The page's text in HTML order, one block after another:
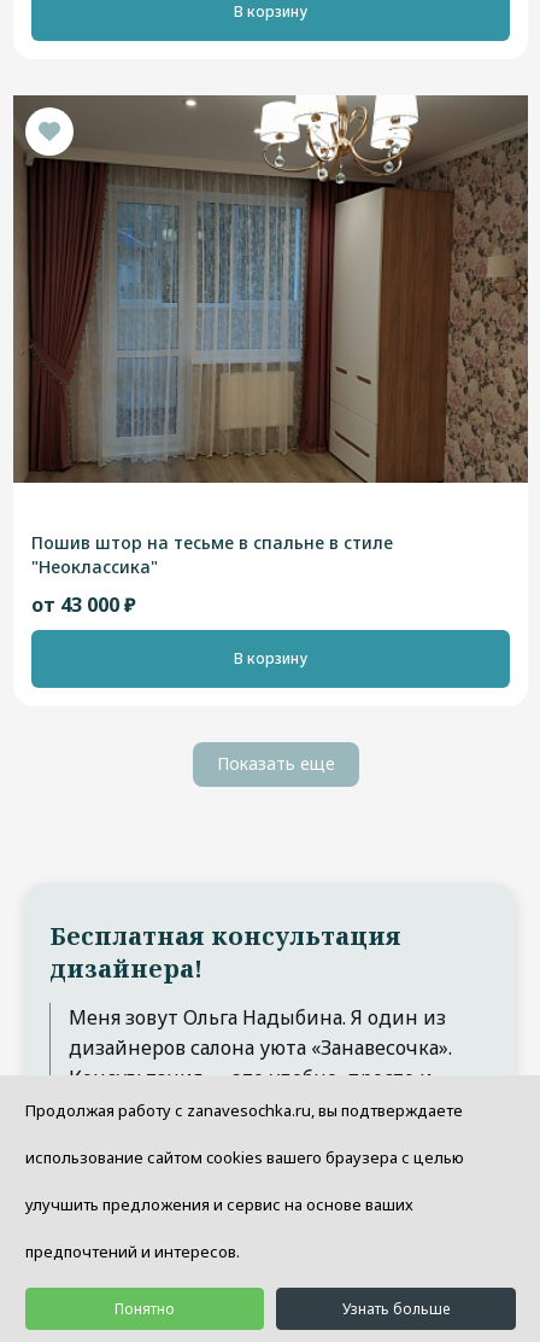
В корзину
Пошив штор на тесьме в спальне в стиле
"Неоклассика"
от 43 000 ₽
В корзину
Показать еще
Бесплатная консультация
дизайнера!
Меня зовут Ольга Надыбина. Я один из
дизайнеров салона уюта «Занавесочка».
Консультация — это удобно, просто и
быстро. Оставьте свой телефон, мы будем
Забронировать звонок
Продолжая работу с zanavesochka.ru, вы подтверждаете
использование сайтом cookies вашего браузера с целью
улучшить предложения и сервис на основе ваших
предпочтений и интересов.
Понятно Узнать больше